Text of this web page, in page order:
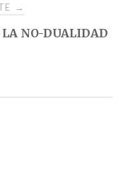
→
NO-DUALIDAD